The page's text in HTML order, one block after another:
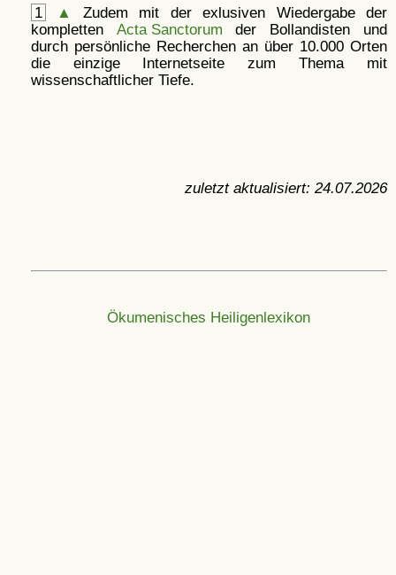
1 ▲
Zudem mit der exlusiven Wiedergabe der
kompletten Acta Sanctorum der Bollandisten und
durch persönliche Recherchen an über 10.000 Orten
die einzige Internetseite zum Thema mit
wissenschaftlicher Tiefe.
zuletzt aktualisiert: 24.07.2026
Ökumenisches Heiligenlexikon